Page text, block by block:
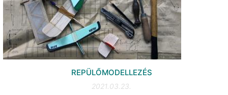
REPÜLŐMODELLEZÉS
2021.03.23.